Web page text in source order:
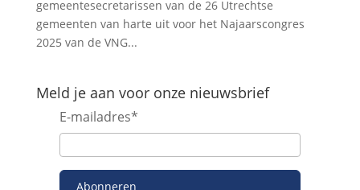
gemeentesecretarissen van de 26 Utrechtse
gemeenten van harte uit voor het Najaarscongres
2025 van de VNG...
Meld je aan voor onze nieuwsbrief
E-mailadres*
Abonneren